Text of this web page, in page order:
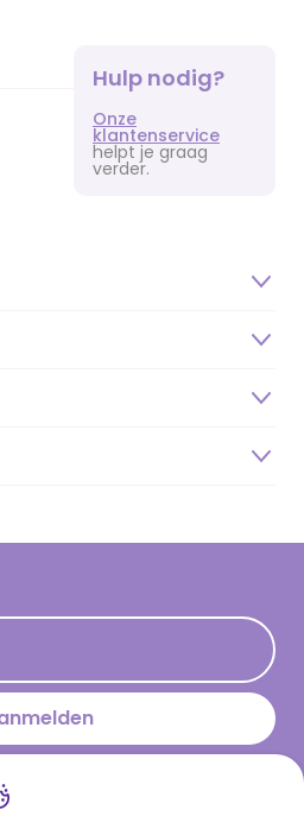
Hulp nodig?
Onze
klantenservice
helpt je graag
verder.